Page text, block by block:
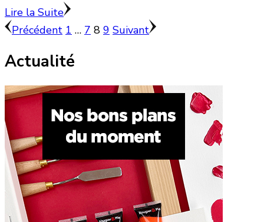
Lire la Suite
Pagination
des
publications
Précédent Page
1 … Page
7 Page
8 Page
9 Suivant
Actualité